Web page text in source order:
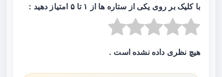
با کلیک بر روی یکی از ستاره ها از ۱ تا ۵ امتیاز دهید :
هیچ نظری داده نشده است .